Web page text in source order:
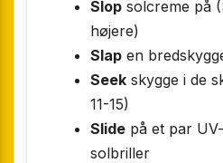
Slop solcreme på
højere)
Slap en
Seek skygge i de
11-15)
Slide på et par
solbriller